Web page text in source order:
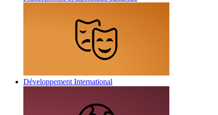
Développement International